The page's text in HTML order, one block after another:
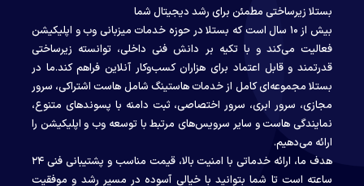
بستلا زیرساختی مطمئن برای رشد دیجیتال شما
بیش از ۱۰ سال است که بستلا در حوزه خدمات میزبانی وب و اپلیکیشن
فعالیت می‌کند و با تکیه بر دانش فنی داخلی، توانسته زیرساختی
قدرتمند و قابل اعتماد برای هزاران کسب‌وکار آنلاین فراهم کند.ما در
بستلا مجموعه‌ای کامل از خدمات هاستینگ شامل هاست اشتراکی، سرور
مجازی، سرور ابری، سرور اختصاصی، ثبت دامنه با پسوندهای متنوع،
نمایندگی هاست و سایر سرویس‌های مرتبط با توسعه وب و اپلیکیشن را
ارائه می‌دهیم.
هدف ما، ارائه خدماتی با امنیت بالا، قیمت مناسب و پشتیبانی فنی ۲۴
ساعته است تا شما بتوانید با خیالی آسوده در مسیر رشد و موفقیت